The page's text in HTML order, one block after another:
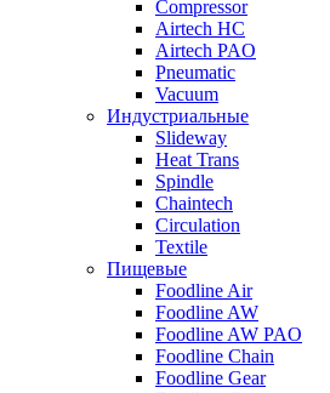
Compressor
Airtech HC
Airtech PAO
Pneumatic
Vacuum
Индустриальные
Slideway
Heat Trans
Spindle
Chaintech
Circulation
Textile
Пищевые
Foodline Air
Foodline AW
Foodline AW PAO
Foodline Chain
Foodline Gear